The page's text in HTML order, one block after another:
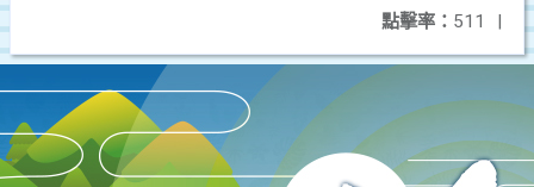
點擊率： 511 |